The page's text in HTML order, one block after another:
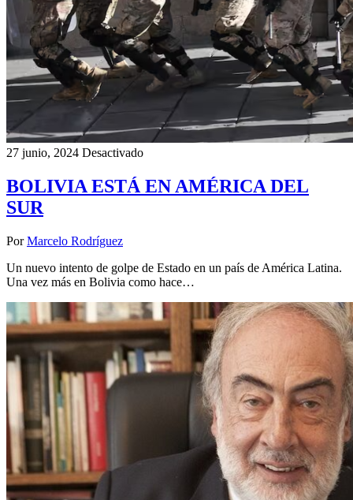
27 junio, 2024 Desactivado
BOLIVIA ESTÁ EN AMÉRICA DEL
SUR
Por Marcelo Rodríguez
Un nuevo intento de golpe de Estado en un país de América Latina.
Una vez más en Bolivia como hace…